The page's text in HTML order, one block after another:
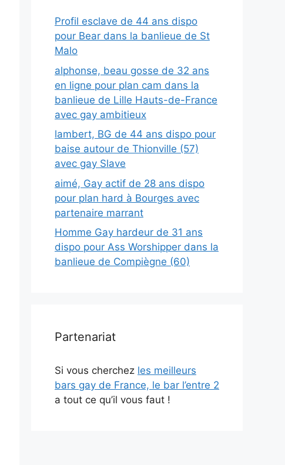
Profil esclave de 44 ans dispo
pour Bear dans la banlieue de St
Malo
alphonse, beau gosse de 32 ans
en ligne pour plan cam dans la
banlieue de Lille Hauts-de-France
avec gay ambitieux
lambert, BG de 44 ans dispo pour
baise autour de Thionville (57)
avec gay Slave
aimé, Gay actif de 28 ans dispo
pour plan hard à Bourges avec
partenaire marrant
Homme Gay hardeur de 31 ans
dispo pour Ass Worshipper dans la
banlieue de Compiègne (60)
Partenariat
Si vous cherchez les meilleurs
bars gay de France, le bar l’entre 2
a tout ce qu’il vous faut !